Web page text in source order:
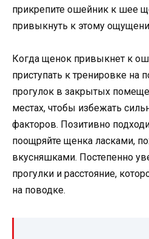
прикрепите ошейник к шее
привыкнуть к этому
Когда щенок привыкнет к
приступать к тренировке на
прогулок в закрытых
местах, чтобы избежать
факторов. Позитивно
поощряйте щенка ласками,
вкусняшками. Постепенно
прогулки и расстояние,
на поводке.